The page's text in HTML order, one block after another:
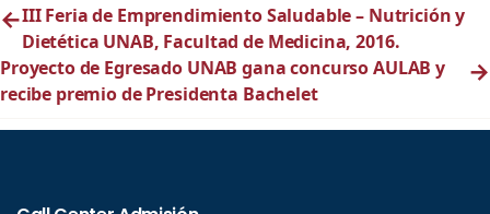
←III Feria de Emprendimiento Saludable – Nutrición y
Dietética UNAB, Facultad de Medicina, 2016.
Proyecto de Egresado UNAB gana concurso AULAB y
recibe premio de Presidenta Bachelet
→